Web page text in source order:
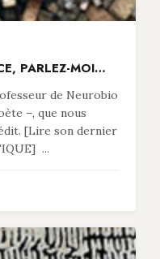
PARLEZ-MOI…
de Neurobio
–, que nous
[Lire son dernier
...